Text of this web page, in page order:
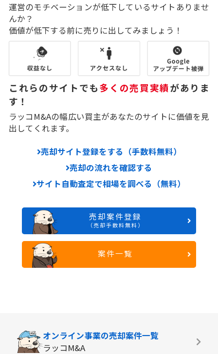
運営のモチベーションが低下しているサイトありませ
んか？
価値が低下する前に売りに出してみましょう！
これらのサイトでも多くの売買実績がありま
す！
ラッコM&Aの幅広い買主があなたのサイトに価値を見
出してくれます。
売却サイト登録をする（手数料無料）
売却の流れを確認する
サイト自動査定で相場を調べる（無料）
売却案件登録
（売却手数料無料）
案件一覧
オンライン事業の売却案件一覧
ラッコM&A